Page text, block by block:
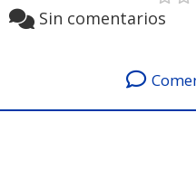
Sin comentarios